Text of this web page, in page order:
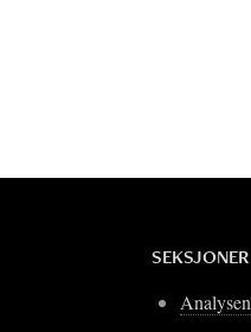
SEKSJONER
Analysen